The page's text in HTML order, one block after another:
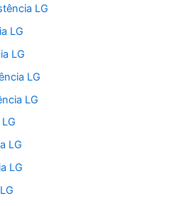
LG
LG
LG
LG
LG
LG
LG